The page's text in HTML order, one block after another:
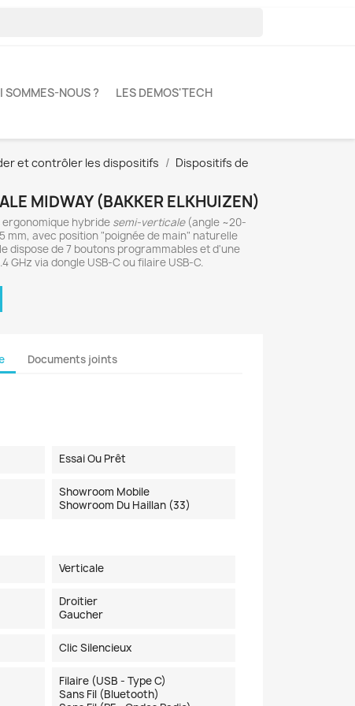
SOMMES-NOUS ? LES DEMOS'TECH
et contrôler les dispositifs
Dispositifs de
MIDWAY (BAKKER ELKHUIZEN)
hybride semi-verticale(angle ~20-
mm, avec position "poignée de main" naturelle
dispose de 7 boutons programmables et d'une
GHz via dongle USB-C ou filaire USB-C.
Documents joints
Essai Ou Prêt
Showroom Mobile
Showroom Du Haillan (33)
Verticale
Droitier
Gaucher
Clic Silencieux
Filaire (USB - Type C)
Sans Fil (Bluetooth)